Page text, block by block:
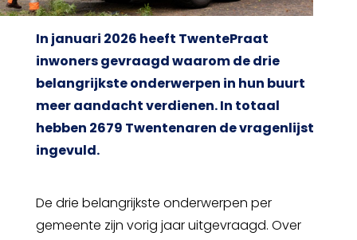
In januari 2026 heeft TwentePraat
inwoners gevraagd waarom de drie
belangrijkste onderwerpen in hun buurt
meer aandacht verdienen. In totaal
hebben 2679 Twentenaren de vragenlijst
ingevuld.
De drie belangrijkste onderwerpen per
gemeente zijn vorig jaar uitgevraagd. Over